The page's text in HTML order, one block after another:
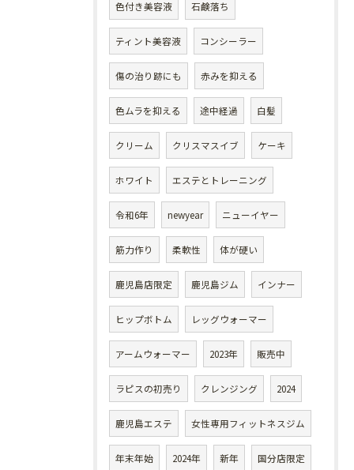
色付き美容液 石鹸落ち
ティント美容液 コンシーラー
傷の治り跡にも 赤みを抑える
色ムラを抑える 途中経過 白髪
クリーム クリスマスイブ ケーキ
ホワイト エステとトレーニング
令和6年 newyear ニューイヤー
筋力作り 柔軟性 体が硬い
鹿児島店限定 鹿児島ジム インナー
ヒップボトム レッグウォーマー
アームウォーマー 2023年 販売中
ラピスの初売り クレンジング 2024
鹿児島エステ 女性専用フィットネスジム
年末年始 2024年 新年 国分店限定